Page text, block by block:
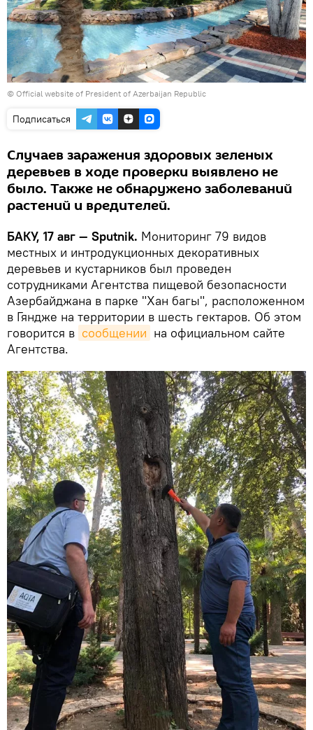
© Official website of President of Azerbaijan Republic
Подписаться
Случаев заражения здоровых зеленых
деревьев в ходе проверки выявлено не
было. Также не обнаружено заболеваний
растений и вредителей.
БАКУ, 17 авг — Sputnik. Мониторинг 79 видов
местных и интродукционных декоративных
деревьев и кустарников был проведен
сотрудниками Агентства пищевой безопасности
Азербайджана в парке "Хан багы", расположенном
в Гяндже на территории в шесть гектаров. Об этом
говорится в сообщении на официальном сайте
Агентства.